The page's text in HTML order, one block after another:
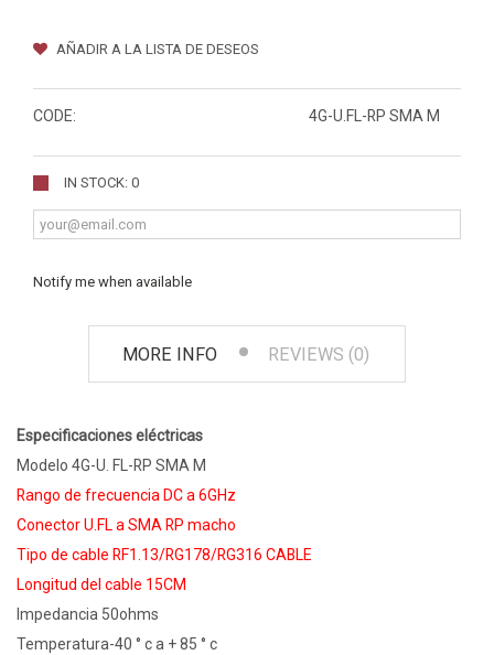
AÑADIR A LA LISTA DE DESEOS
CODE: 4G-U.FL-RP SMA M
IN STOCK: 0
Notify me when available
MORE INFO REVIEWS (0)
Especificaciones eléctricas
Modelo 4G-U. FL-RP SMA M
Rango de frecuencia DC a 6GHz
Conector U.FL a SMA RP macho
Tipo de cable RF1.13/RG178/RG316 CABLE
Longitud del cable 15CM
Impedancia 50ohms
Temperatura-40 ° c a + 85 ° c